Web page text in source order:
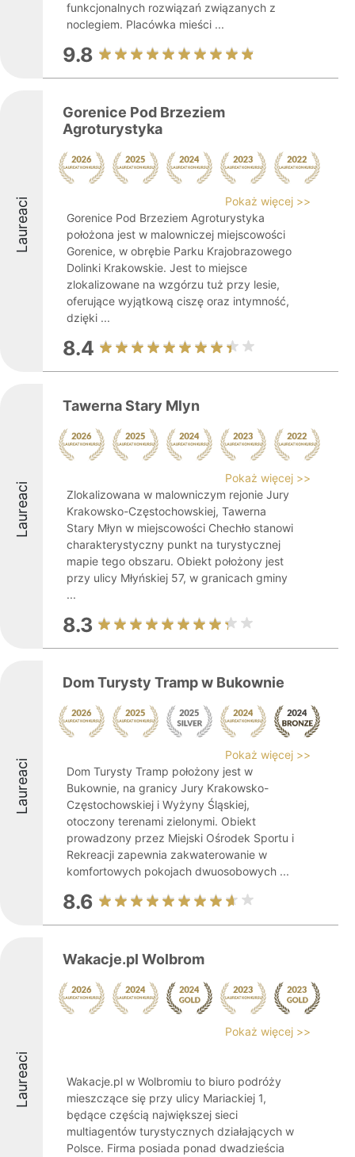
funkcjonalnych rozwiązań związanych z
noclegiem. Placówka mieści ...
9.8
Laureaci
Gorenice Pod Brzeziem
Agroturystyka
Pokaż więcej >>
Gorenice Pod Brzeziem Agroturystyka
położona jest w malowniczej miejscowości
Gorenice, w obrębie Parku Krajobrazowego
Dolinki Krakowskie. Jest to miejsce
zlokalizowane na wzgórzu tuż przy lesie,
oferujące wyjątkową ciszę oraz intymność,
dzięki ...
8.4
Laureaci
Tawerna Stary Mlyn
Pokaż więcej >>
Zlokalizowana w malowniczym rejonie Jury
Krakowsko-Częstochowskiej, Tawerna
Stary Młyn w miejscowości Chechło stanowi
charakterystyczny punkt na turystycznej
mapie tego obszaru. Obiekt położony jest
przy ulicy Młyńskiej 57, w granicach gminy
...
8.3
Laureaci
Dom Turysty Tramp w Bukownie
Pokaż więcej >>
Dom Turysty Tramp położony jest w
Bukownie, na granicy Jury Krakowsko-
Częstochowskiej i Wyżyny Śląskiej,
otoczony terenami zielonymi. Obiekt
prowadzony przez Miejski Ośrodek Sportu i
Rekreacji zapewnia zakwaterowanie w
komfortowych pokojach dwuosobowych ...
8.6
Laureaci
Wakacje.pl Wolbrom
Pokaż więcej >>
Wakacje.pl w Wolbromiu to biuro podróży
mieszczące się przy ulicy Mariackiej 1,
będące częścią największej sieci
multiagentów turystycznych działających w
Polsce. Firma posiada ponad dwadzieścia